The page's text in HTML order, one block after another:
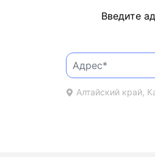
Введите
Алтайский край,